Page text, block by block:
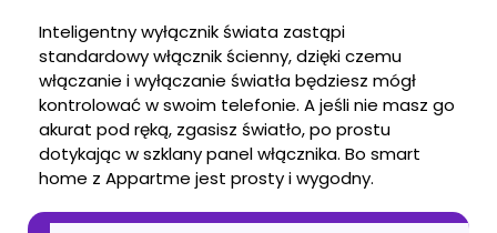
Inteligentny wyłącznik świata zastąpi
standardowy włącznik ścienny, dzięki czemu
włączanie i wyłączanie światła będziesz mógł
kontrolować w swoim telefonie. A jeśli nie masz go
akurat pod ręką, zgasisz światło, po prostu
dotykając w szklany panel włącznika. Bo smart
home z Appartme jest prosty i wygodny.